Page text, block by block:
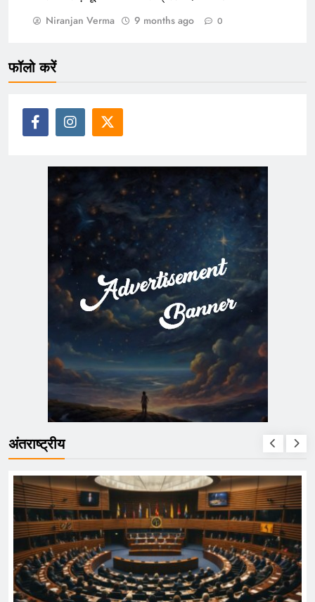
Niranjan Verma 9 months ago 0
फॉलो करें
अंतराष्ट्रीय